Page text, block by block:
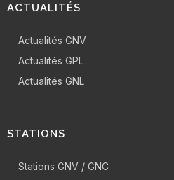
ACTUALITÉS
Actualités GNV
Actualités GPL
Actualités GNL
STATIONS
Stations GNV / GNC